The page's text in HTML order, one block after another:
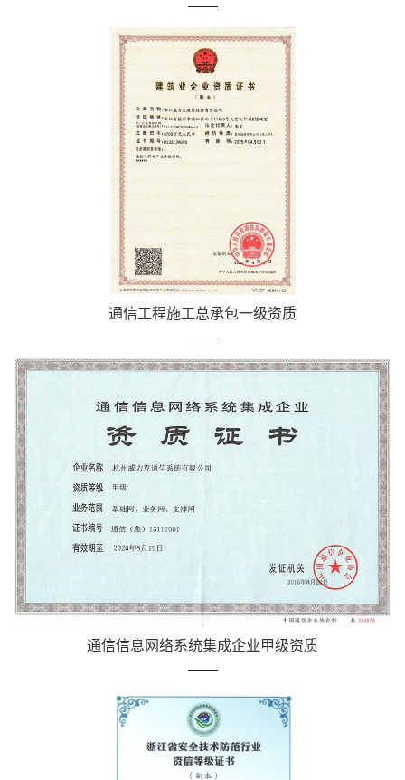
通信工程施工总承包一级资质
通信信息网络系统集成企业甲级资质